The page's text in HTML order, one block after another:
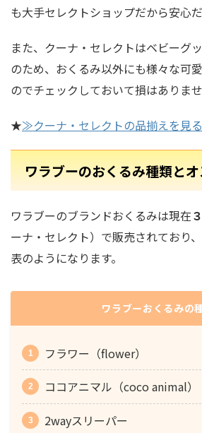
も大手セレクトショップだから安心
また、クーナ・セレクトはベビーグ
のため、おくるみ以外にも様々な可
のでチェックしておいて損はありませ
★≫クーナ・セレクトの品揃えを見る
ワラブーのおくるみ種類と
ワラブーのブランドおくるみは現在
ーナ・セレクト）で販売されており
表のようになります。
ワラブーおくるみの
フラワー（flower）
ココアニマル（coco animal）
2wayスリーパー